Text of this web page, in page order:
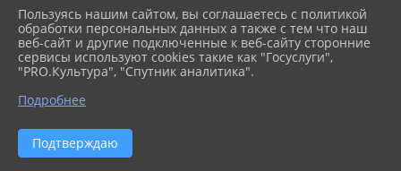
Пользуясь нашим сайтом, вы соглашаетесь с политикой
обработки персональных данных а также с тем что наш
веб-сайт и другие подключенные к веб-сайту сторонние
сервисы используют cookies такие как "Госуслуги",
"PRO.Культура", "Спутник аналитика".
Подробнее
Подтверждаю